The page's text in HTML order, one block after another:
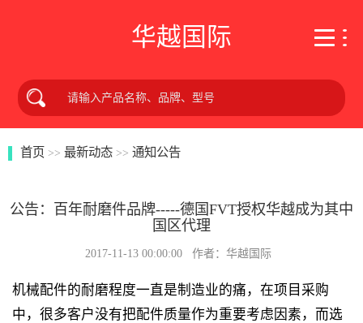
华越国际
首页 >> 最新动态 >> 通知公告
公告：百年耐磨件品牌-----德国FVT授权华越成为其中
国区代理
2017-11-13 00:00:00 作者：华越国际
机械配件的耐磨程度一直是制造业的痛，在项目采购
中，很多客户没有把配件质量作为重要考虑因素，而选